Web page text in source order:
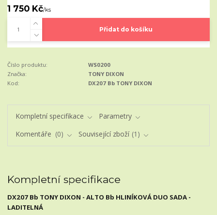
1 750 Kč/ks
Přidat do košíku
Číslo produktu:
WS0200
Značka:
TONY DIXON
Kod:
DX207 Bb TONY DIXON
Kompletní specifikace
Parametry
Komentáře
0 Související zboží 1
Kompletní specifikace
DX207 Bb TONY DIXON - ALTO Bb HLINÍKOVÁ DUO SADA -
LADITELNÁ